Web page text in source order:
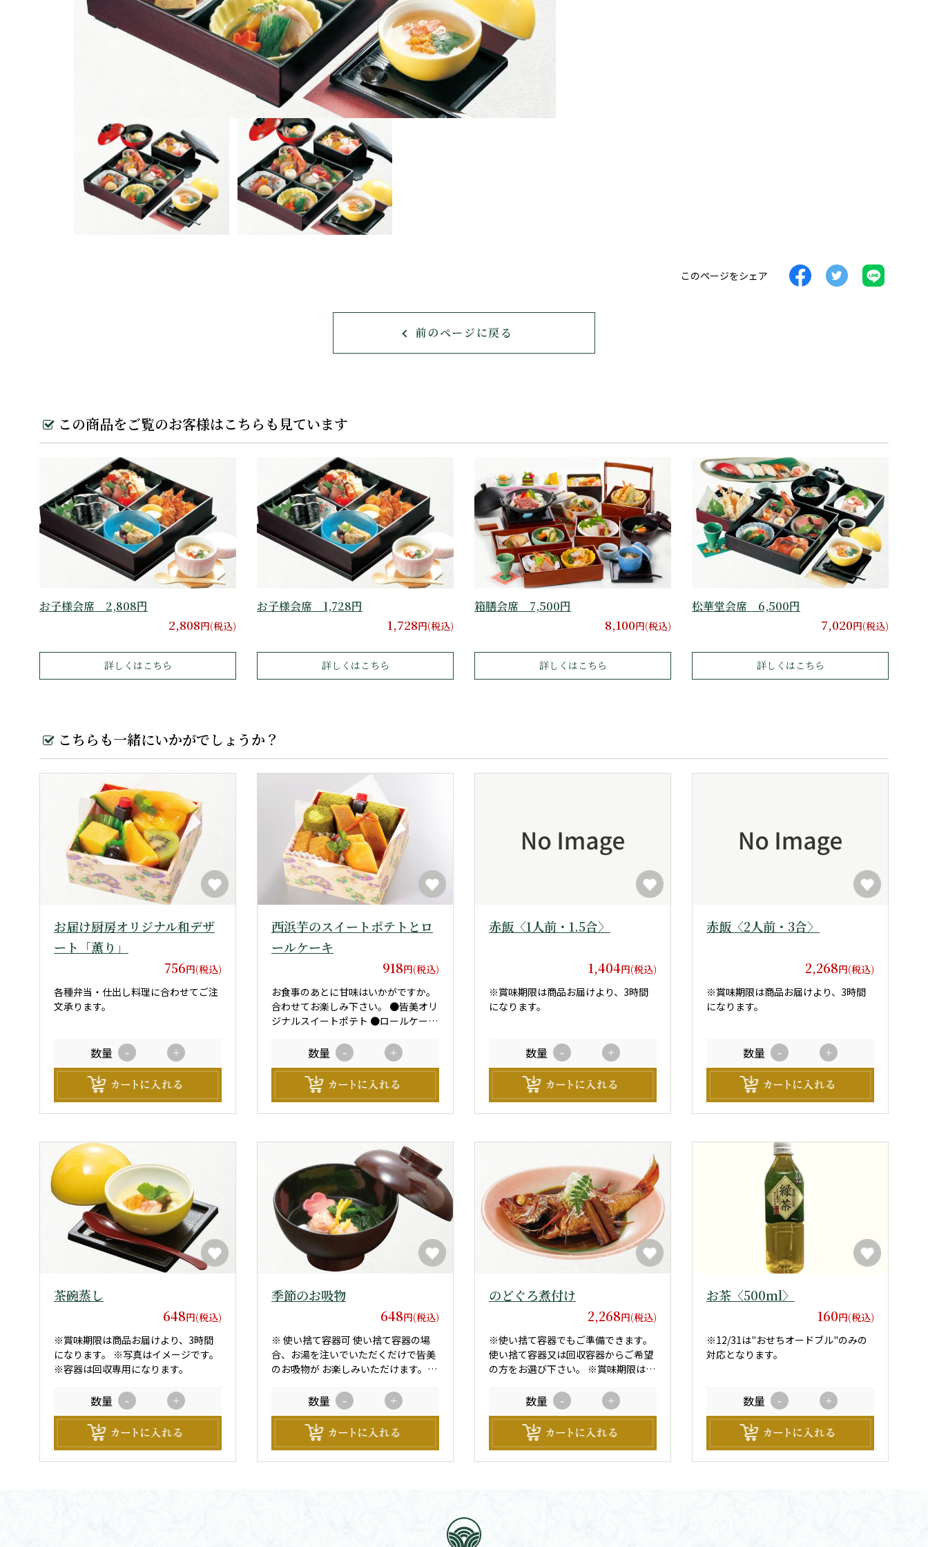
このページをシェア
前のページに戻る
この商品をご覧のお客様はこちらも見ています
お子様会席 2,808円
2,808円(税込)
詳しくはこちら
お子様会席 1,728円
1,728円(税込)
詳しくはこちら
箱膳会席 7,500円
8,100円(税込)
詳しくはこちら
松華堂会席 6,500円
7,020円(税込)
詳しくはこちら
こちらも一緒にいかがでしょうか？
お届け厨房オリジナル和デザ
ート「薫り」
756円(税込)
各種弁当・仕出し料理に合わせてご注
文承ります。
数量 - +
西浜芋のスイートポテトとロ
ールケーキ
918円(税込)
お食事のあとに甘味はいかがですか。
合わせてお楽しみ下さい。 ●皆美オリ
ジナルスイートポテト ●ロールケーキ
数量 - +
赤飯〈1人前・1.5合〉
1,404円(税込)
※賞味期限は商品お届けより、3時間
になります。
数量 - +
赤飯〈2人前・3合〉
2,268円(税込)
※賞味期限は商品お届けより、3時間
になります。
数量 - +
茶碗蒸し
648円(税込)
※賞味期限は商品お届けより、3時間
になります。 ※写真はイメージです。
※容器は回収専用になります。
数量 - +
季節のお吸物
648円(税込)
※ 使い捨て容器可 使い捨て容器の場
合、お湯を注いでいただくだけで皆美
のお吸物が お楽しみいただけます。お
限は商品お届けより、3時間です。
（涼しい場所での保管をお願い致しま
数量 - +
のどぐろ煮付け
2,268円(税込)
※使い捨て容器でもご準備できます。
使い捨て容器又は回収容器からご希望
の方をお選び下さい。 ※賞味期限は商
数量 - +
お茶〈500ml〉
160円(税込)
※12/31は"おせちオードブル"のみの
対応となります。
数量 - +